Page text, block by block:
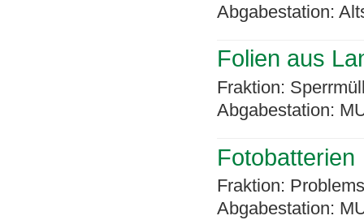
Abgabestation:
Folien aus
Fraktion:
Abgabestation:
Fotobatterien
Fraktion:
Abgabestation: